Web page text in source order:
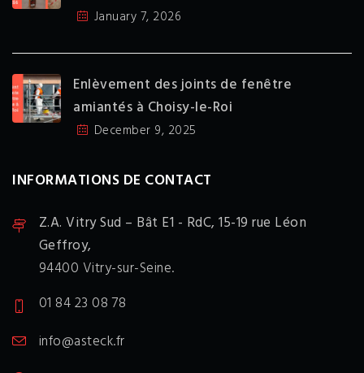
January 7, 2026
Enlèvement des joints de fenêtre
amiantés à Choisy-le-Roi
December 9, 2025
INFORMATIONS DE CONTACT
Z.A. Vitry Sud – Bât E1 - RdC, 15-19 rue Léon
Geffroy,
94400 Vitry-sur-Seine.
01 84 23 08 78
info@asteck.fr